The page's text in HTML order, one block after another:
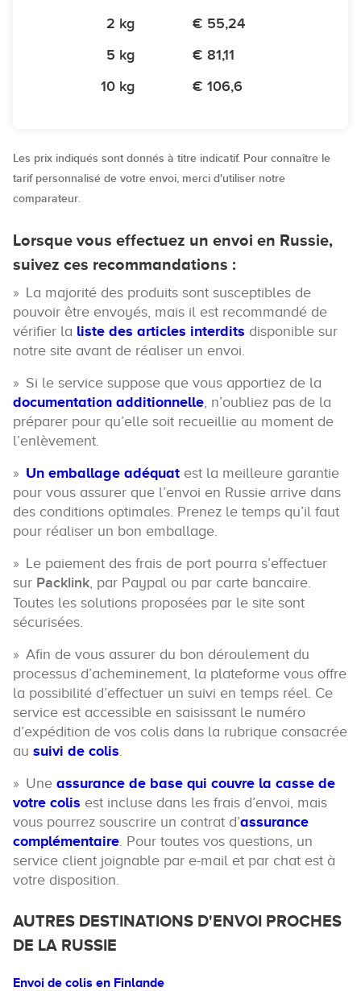
2 kg
€ 55,24
5 kg
€ 81,11
10 kg
€ 106,6
Les prix indiqués sont donnés à titre indicatif. Pour connaître le
tarif personnalisé de votre envoi, merci d'utiliser notre
comparateur.
Lorsque vous effectuez un envoi en Russie,
suivez ces recommandations :
La majorité des produits sont susceptibles de
pouvoir être envoyés, mais il est recommandé de
vérifier la liste des articles interdits disponible sur
notre site avant de réaliser un envoi.
Si le service suppose que vous apportiez de la
documentation additionnelle, n’oubliez pas de la
préparer pour qu’elle soit recueillie au moment de
l’enlèvement.
Un emballage adéquat est la meilleure garantie
pour vous assurer que l’envoi en Russie arrive dans
des conditions optimales. Prenez le temps qu’il faut
pour réaliser un bon emballage.
Le paiement des frais de port pourra s’effectuer
sur Packlink, par Paypal ou par carte bancaire.
Toutes les solutions proposées par le site sont
sécurisées.
Afin de vous assurer du bon déroulement du
processus d’acheminement, la plateforme vous offre
la possibilité d’effectuer un suivi en temps réel. Ce
service est accessible en saisissant le numéro
d’expédition de vos colis dans la rubrique consacrée
au suivi de colis.
Une assurance de base qui couvre la casse de
votre colis est incluse dans les frais d’envoi, mais
vous pourrez souscrire un contrat d’assurance
complémentaire. Pour toutes vos questions, un
service client joignable par e-mail et par chat est à
votre disposition.
AUTRES DESTINATIONS D'ENVOI PROCHES
DE LA RUSSIE
Envoi de colis en Finlande